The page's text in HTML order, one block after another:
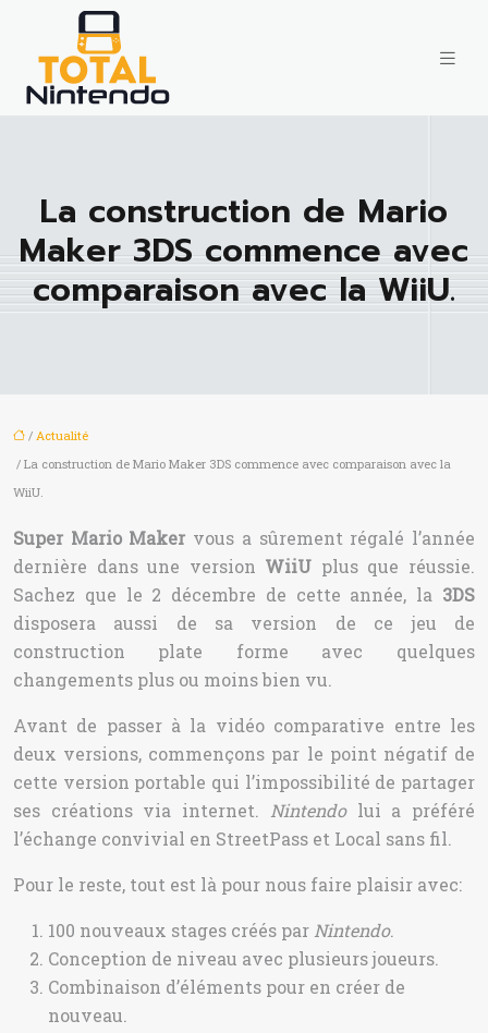
La construction de Mario
Maker 3DS commence avec
comparaison avec la WiiU.
/ Actualité
/ La construction de Mario Maker 3DS commence avec comparaison avec la
WiiU.
Super Mario Maker vous a sûrement régalé l’année
dernière dans une version WiiU plus que réussie.
Sachez que le 2 décembre de cette année, la 3DS
disposera aussi de sa version de ce jeu de
construction plate forme avec quelques
changements plus ou moins bien vu.
Avant de passer à la vidéo comparative entre les
deux versions, commençons par le point négatif de
cette version portable qui l’impossibilité de partager
ses créations via internet.
Nintendolui a préféré
l’échange convivial en StreetPass et Local sans fil.
Pour le reste, tout est là pour nous faire plaisir avec:
100 nouveaux stages créés par Nintendo.
Conception de niveau avec plusieurs joueurs.
Combinaison d’éléments pour en créer de
nouveau.